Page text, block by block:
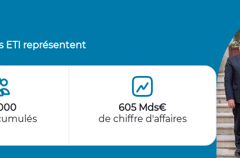
ETI représentent
605 Mds€
de chiffre d'affaires